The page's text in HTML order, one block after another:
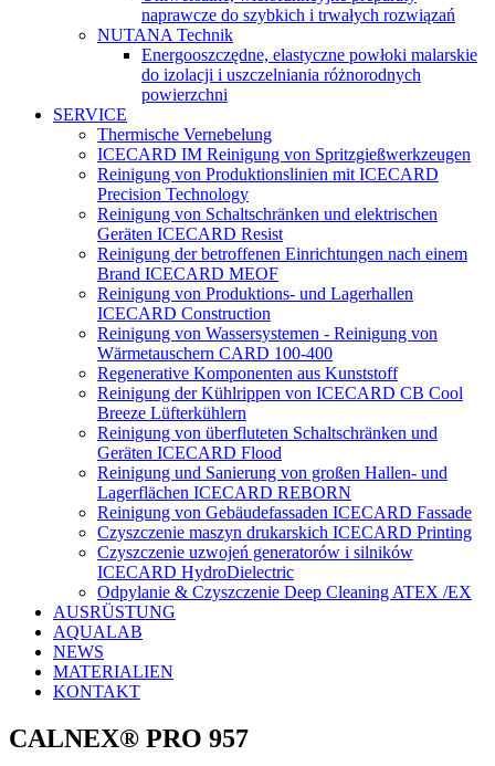
naprawcze do szybkich i trwałych rozwiązań
NUTANA Technik
Energooszczędne, elastyczne powłoki malarskie
do izolacji i uszczelniania różnorodnych
powierzchni
SERVICE
Thermische Vernebelung
ICECARD IM Reinigung von Spritzgießwerkzeugen
Reinigung von Produktionslinien mit ICECARD
Precision Technology
Reinigung von Schaltschränken und elektrischen
Geräten ICECARD Resist
Reinigung der betroffenen Einrichtungen nach einem
Brand ICECARD MEOF
Reinigung von Produktions- und Lagerhallen
ICECARD Construction
Reinigung von Wassersystemen - Reinigung von
Wärmetauschern CARD 100-400
Regenerative Komponenten aus Kunststoff
Reinigung der Kühlrippen von ICECARD CB Cool
Breeze Lüfterkühlern
Reinigung von überfluteten Schaltschränken und
Geräten ICECARD Flood
Reinigung und Sanierung von großen Hallen- und
Lagerflächen ICECARD REBORN
Reinigung von Gebäudefassaden ICECARD Fassade
Czyszczenie maszyn drukarskich ICECARD Printing
Czyszczenie uzwojeń generatorów i silników
ICECARD HydroDielectric
Odpylanie & Czyszczenie Deep Cleaning ATEX /EX
AUSRÜSTUNG
AQUALAB
NEWS
MATERIALIEN
KONTAKT
CALNEX® PRO 957